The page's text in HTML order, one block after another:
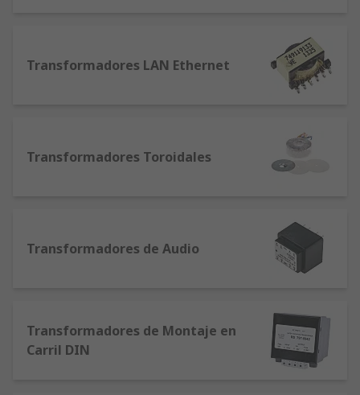
Transformadores LAN Ethernet
Transformadores Toroidales
Transformadores de Audio
Transformadores de Montaje en
Carril DIN